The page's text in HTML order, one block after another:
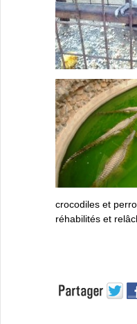
crocodiles et
réhabilités et